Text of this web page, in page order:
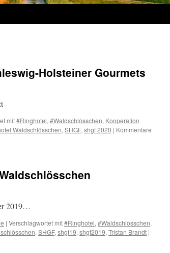
Holsteiner Gourmets
mit#Ringhotel, #Waldschlösschen, Kooperation
Waldschlösschen, SHGF, shgf 2020 | Kommentare
2019…
| Verschlagwortet mit#Ringhotel, #Waldschlösschen,
, SHGF, shgf19, shgf2019, Tristan Brandt |